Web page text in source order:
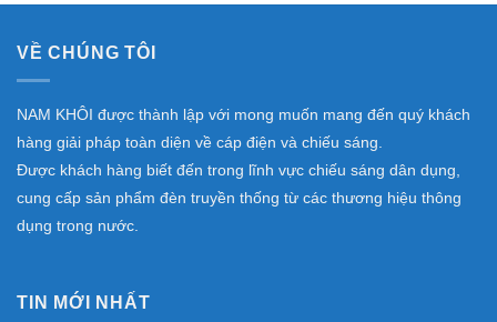
VỀ CHÚNG TÔI
NAM KHÔI được thành lập với mong muốn mang đến quý khách
hàng giải pháp toàn diện về cáp điện và chiếu sáng.
Được khách hàng biết đến trong lĩnh vực chiếu sáng dân dụng,
cung cấp sản phẩm đèn truyền thống từ các thương hiệu thông
dụng trong nước.
TIN MỚI NHẤT